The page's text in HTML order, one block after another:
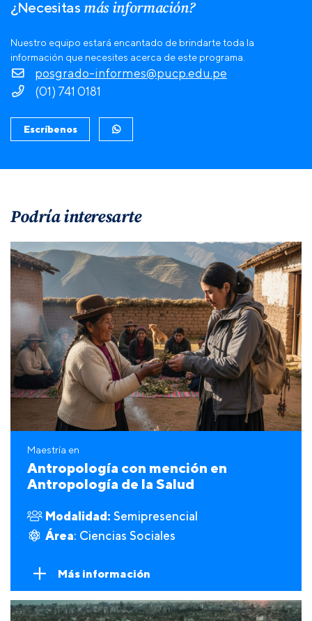
¿Necesitas más información?
Nuestro equipo estará encantado de brindarte toda la
información que necesites acerca de este programa.
posgrado-informes@pucp.edu.pe
(01) 741 0181
Escríbenos
Podría interesarte
Maestría en
Antropología con mención en
Antropología de la Salud
Modalidad: Semipresencial
Área: Ciencias Sociales
Más información